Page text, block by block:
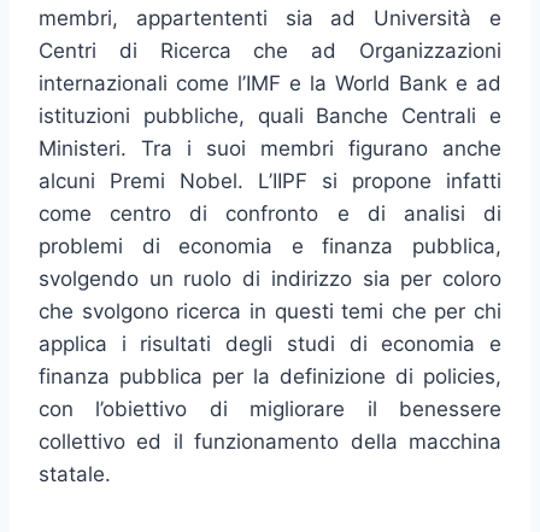
membri, appartententi sia ad Università e
Centri di Ricerca che ad Organizzazioni
internazionali come l’IMF e la World Bank e ad
istituzioni pubbliche, quali Banche Centrali e
Ministeri. Tra i suoi membri figurano anche
alcuni Premi Nobel. L’IIPF si propone infatti
come centro di confronto e di analisi di
problemi di economia e finanza pubblica,
svolgendo un ruolo di indirizzo sia per coloro
che svolgono ricerca in questi temi che per chi
applica i risultati degli studi di economia e
finanza pubblica per la definizione di policies,
con l’obiettivo di migliorare il benessere
collettivo ed il funzionamento della macchina
statale.